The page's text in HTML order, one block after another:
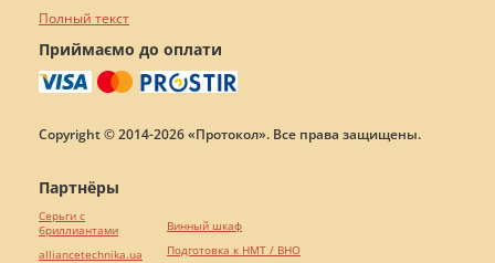
Полный текст
Приймаємо до оплати
Copyright © 2014-2026 «Протокол». Все права защищены.
Партнёры
Серьги с
бриллиантами
alliancetechnika.ua
Винный шкаф
Подготовка к НМТ / ВНО